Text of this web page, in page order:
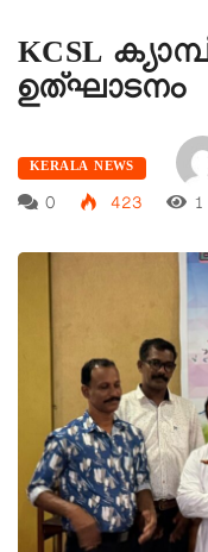
KCSL
ഉത്ഘാടനം
KERALA NEWS
0
423